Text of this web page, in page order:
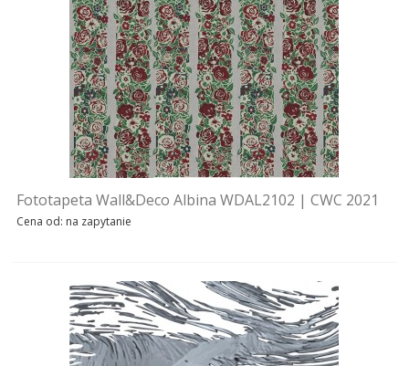
MEBLE
ŁÓŻKA
OUTDOOR
OKŁADZINY ŚCIENNE
MARKI
AKTUALNOSCI
STREFA-PROJEKTANTA
Fototapeta Wall&Deco Albina WDAL2102 | CWC 2021
Cena od: na zapytanie